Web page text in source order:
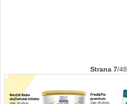
Strana 7/48